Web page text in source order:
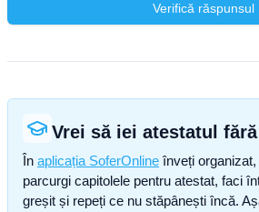
Verifică răspunsul
Vrei să iei atestatul
În aplicația SoferOnline înveți
parcurgi capitolele pentru atestat, faci
greșit și repeți ce nu stăpânești încă.